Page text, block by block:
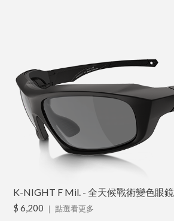
K-NIGHT F Mil. - 全天候戰術變色眼鏡
$ 6,200 ｜ 點選看更多